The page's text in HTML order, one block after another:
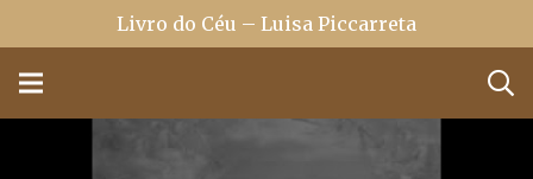
Livro do Céu – Luisa Piccarreta